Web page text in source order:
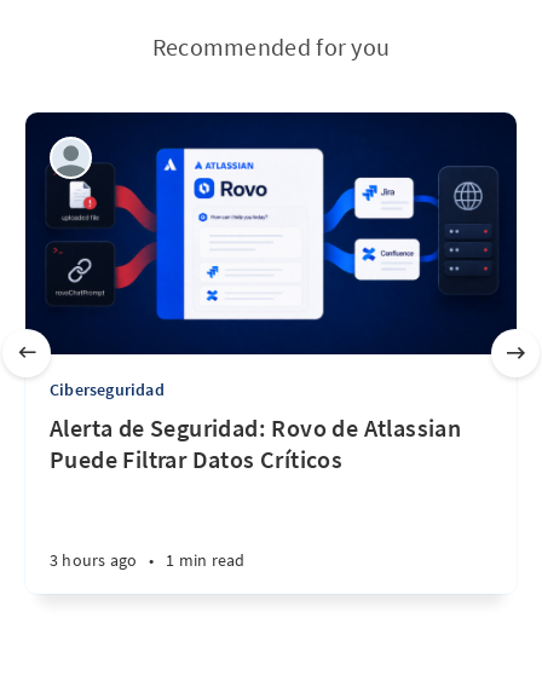
Recommended for you
Ciberseguridad
Alerta de Seguridad: Rovo de Atlassian
Puede Filtrar Datos Críticos
3 hours ago • 1 min read